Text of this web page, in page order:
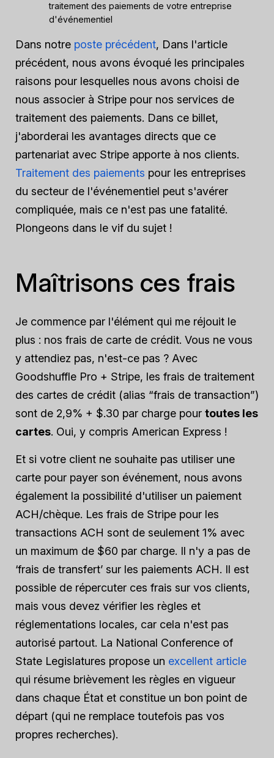
traitement des paiements de votre entreprise
d'événementiel
Dans notre poste précédent, Dans l'article
précédent, nous avons évoqué les principales
raisons pour lesquelles nous avons choisi de
nous associer à Stripe pour nos services de
traitement des paiements. Dans ce billet,
j'aborderai les avantages directs que ce
partenariat avec Stripe apporte à nos clients.
Traitement des paiements pour les entreprises
du secteur de l'événementiel peut s'avérer
compliquée, mais ce n'est pas une fatalité.
Plongeons dans le vif du sujet !
Maîtrisons ces frais
Je commence par l'élément qui me réjouit le
plus : nos frais de carte de crédit. Vous ne vous
y attendiez pas, n'est-ce pas ? Avec
Goodshuffle Pro + Stripe, les frais de traitement
des cartes de crédit (alias “frais de transaction”)
sont de 2,9% + $.30 par charge pour toutes les
cartes. Oui, y compris American Express !
Et si votre client ne souhaite pas utiliser une
carte pour payer son événement, nous avons
également la possibilité d'utiliser un paiement
ACH/chèque. Les frais de Stripe pour les
transactions ACH sont de seulement 1% avec
un maximum de $60 par charge. Il n'y a pas de
‘frais de transfert’ sur les paiements ACH. Il est
possible de répercuter ces frais sur vos clients,
mais vous devez vérifier les règles et
réglementations locales, car cela n'est pas
autorisé partout. La National Conference of
State Legislatures propose un excellent article
qui résume brièvement les règles en vigueur
dans chaque État et constitue un bon point de
départ (qui ne remplace toutefois pas vos
propres recherches).